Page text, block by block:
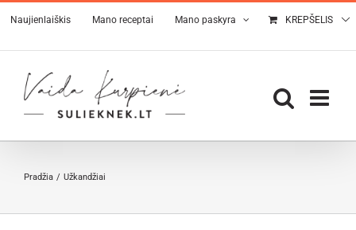
Skip
to
content
Naujienlaiškis Mano receptai Mano paskyra KREPŠELIS
Pradžia Užkandžiai